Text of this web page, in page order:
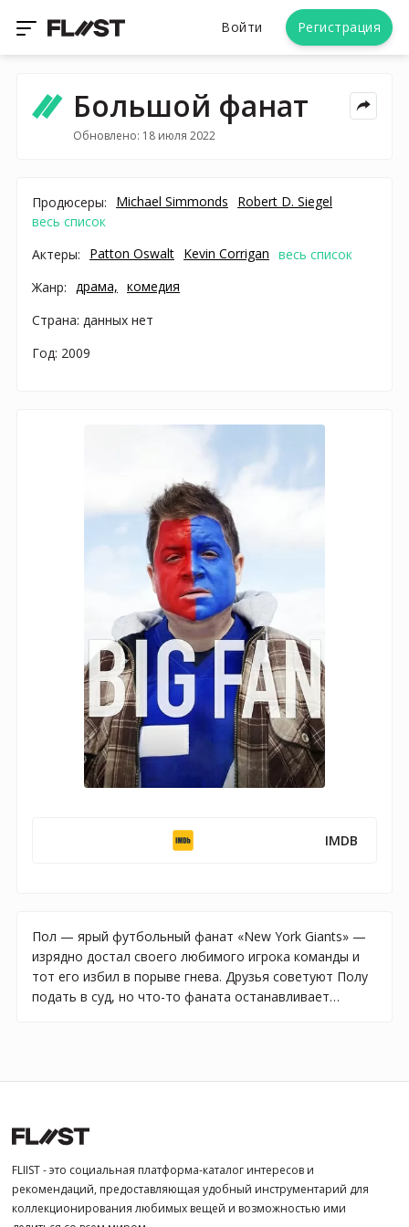
Войти Регистрация
Большой фанат
Обновлено: 18 июля 2022
Продюсеры: Michael Simmonds
Robert D. Siegel
весь список
Актеры:
Patton Oswalt Kevin Corrigan весь список
Жанр:
драма, комедия
Страна: данных нет
Год: 2009
IMDB
Пол — ярый футбольный фанат «New York Giants» —
изрядно достал своего любимого игрока команды и
тот его избил в порыве гнева. Друзья советуют Полу
подать в суд, но что-то фаната останавливает…
FLIIST - это социальная платформа-каталог интересов и
рекомендаций, предоставляющая удобный инструментарий для
коллекционирования любимых вещей и возможностью ими